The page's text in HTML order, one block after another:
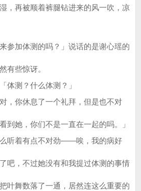
，再被顺着裤腿钻进来的风一吹，凉
加体测的吗？」说话的是谢心瑶的
有些惊讶。
测？什么体测？」
你休息了一个礼拜，但是也不对
她，你们不是一直在一起的吗。」
着有点不对劲——唉，我的病好
吧，不过她没有和我提过体测的事情
叶舞数落了一通，居然连这么重要的